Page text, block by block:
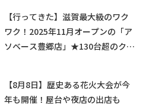
【行ってきた】滋賀最大級のワク
ワク！2025年11月オープンの「ア
ソベース豊郷店」★130台超のクレ
【8月8日】歴史ある花火大会が今
年も開催！屋台や夜店の出店も